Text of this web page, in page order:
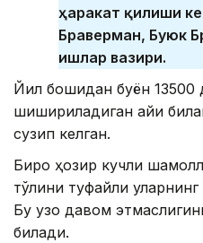
ҳаракат қилиши
Браверман, Буюк
ишлар вазири.
Йил бошидан буён 13500
шишириладиган қайиқ
сузип келган.
Бироқ ҳозир кучли
тўлқини туфайли
Бу узоқ давом
билади.